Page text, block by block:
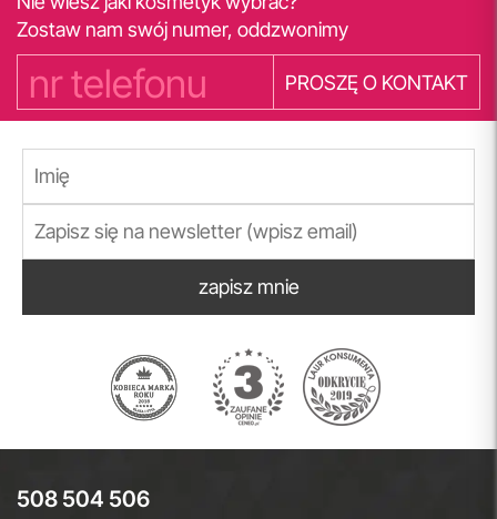
Zostaw nam swój numer, oddzwonimy
PROSZĘ O KONTAKT
zapisz mnie
508 504 506